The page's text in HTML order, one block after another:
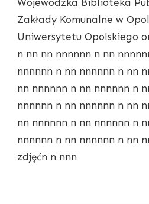
Zakłady Komunalne w
Uniwersytetu Opolskiego
n nn nn nnnnnn n nn
nnnnnn n nn nnnnnn n nn
nn nnnnnn n nn nnnnnn n
nnnnnn n nn nnnnnn n nn
nn nnnnnn n nn nnnnnn n
nnnnnn n nn nnnnnn n nn
zdjęćn n nnn